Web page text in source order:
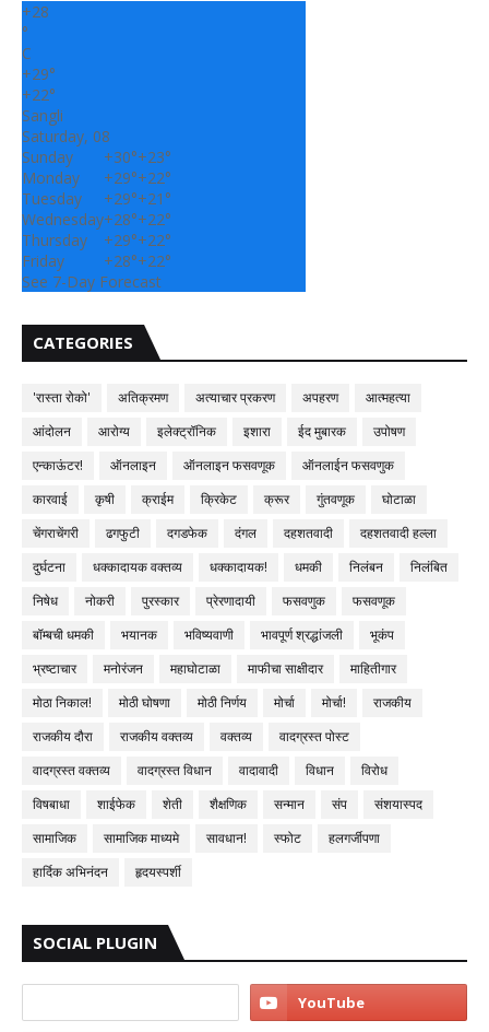
+28
°
C
+29°
+22°
Sangli
Saturday, 08
Sunday
+30°+23°
Monday
+29°+22°
Tuesday
+29°+21°
Wednesday+28°+22°
Thursday
+29°+22°
Friday
+28°+22°
See 7-Day Forecast
CATEGORIES
'रास्ता रोको' अतिक्रमण अत्याचार प्रकरण अपहरण
आत्महत्या
आंदोलन
आरोग्य इलेक्ट्रॉनिक इशारा ईद मुबारक
उपोषण
एन्काऊंटर!
ऑनलाइन ऑनलाइन फसवणूक
ऑनलाईन फसवणुक
कारवाई
कृषी क्राईम क्रिकेट क्रूर गुंतवणूक
घोटाळा
चेंगराचेंगरी
ढगफुटी दगडफेक दंगल दहशतवादी
दहशतवादी हल्ला
दुर्घटना
धक्कादायक वक्तव्य धक्कादायक! धमकी निलंबन
निलंबित
निषेध
नोकरी पुरस्कार प्रेरणादायी फसवणुक
फसवणूक
बॉम्बची धमकी
भयानक भविष्यवाणी भावपूर्ण श्रद्धांजली
भूकंप
भ्रष्टाचार
मनोरंजन महाघोटाळा माफीचा साक्षीदार
माहितीगार
मोठा निकाल!
मोठी घोषणा मोठी निर्णय मोर्चा मोर्चा!
राजकीय
राजकीय दौरा
राजकीय वक्तव्य वक्तव्य
वादग्रस्त पोस्ट
वादग्रस्त वक्तव्य
वादग्रस्त विधान वादावादी विधान
विरोध
विषबाधा
शाईफेक शेती शैक्षणिक सन्मान संप
संशयास्पद
सामाजिक
सामाजिक माध्यमे सावधान! स्फोट
हलगर्जीपणा
हार्दिक अभिनंदन
हृदयस्पर्शी
SOCIAL PLUGIN